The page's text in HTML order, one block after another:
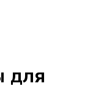
для